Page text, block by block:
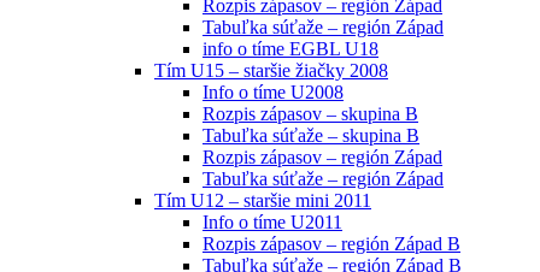
Rozpis zápasov – región Západ
Tabuľka súťaže – región Západ
info o tíme EGBL U18
Tím U15 – staršie žiačky 2008
Info o tíme U2008
Rozpis zápasov – skupina B
Tabuľka súťaže – skupina B
Rozpis zápasov – región Západ
Tabuľka súťaže – región Západ
Tím U12 – staršie mini 2011
Info o tíme U2011
Rozpis zápasov – región Západ B
Tabuľka súťaže – región Západ B